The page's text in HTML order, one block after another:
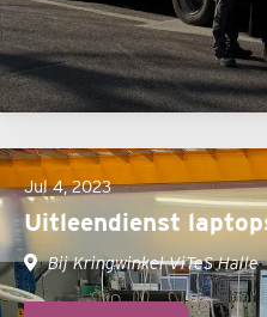
Jul 4, 2023
Uitleendienst
Bij Kringwinkel ViTeS Halle